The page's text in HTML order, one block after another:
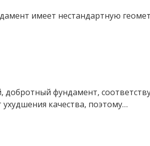
имеет нестандартную
фундамент,
качества, поэтому…